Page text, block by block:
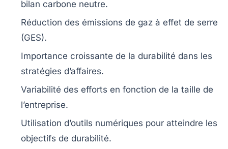
bilan carbone neutre.
Réduction des émissions de gaz à effet de serre
(GES).
Importance croissante de la durabilité dans les
stratégies d’affaires.
Variabilité des efforts en fonction de la taille de
l’entreprise.
Utilisation d’outils numériques pour atteindre les
objectifs de durabilité.